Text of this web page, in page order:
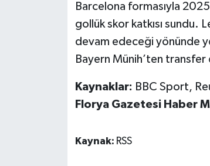
Barcelona formasıyla
gollük skor katkısı sundu.
devam edeceği yönünde
Bayern Münih’ten transfer
Kaynaklar: BBC Sport,
Florya Gazetesi Haber
Kaynak: RSS